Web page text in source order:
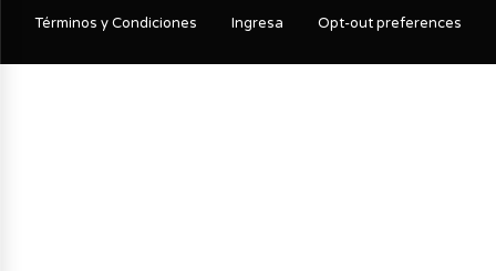
Términos y Condiciones Ingresa Opt-out preferences